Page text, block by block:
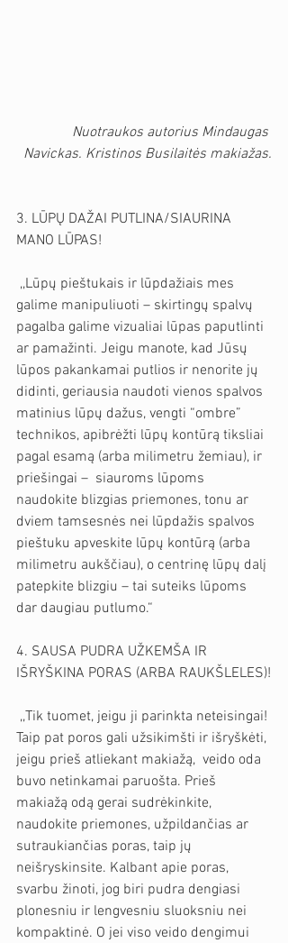
Nuotraukos autorius Mindaugas
Navickas. Kristinos Busilaitės makiažas.
3. LŪPŲ DAŽAI PUTLINA/SIAURINA
MANO LŪPAS!
galime manipuliuoti – skirtingų spalvų
pagalba galime vizualiai lūpas paputlinti
ar pamažinti. Jeigu manote, kad Jūsų
lūpos pakankamai putlios ir nenorite jų
didinti, geriausia naudoti vienos spalvos
matinius lūpų dažus, vengti “ombre”
technikos, apibrėžti lūpų kontūrą tiksliai
pagal esamą (arba milimetru žemiau), ir
priešingai –  siauroms lūpoms
naudokite blizgias priemones, tonu ar
dviem tamsesnės nei lūpdažis spalvos
pieštuku apveskite lūpų kontūrą (arba
milimetru aukščiau), o centrinę lūpų dalį
patepkite blizgiu – tai suteiks lūpoms
dar daugiau putlumo.“
4. SAUSA PUDRA UŽKEMŠA IR
IŠRYŠKINA PORAS (ARBA RAUKŠLELES)!
Taip pat poros gali užsikimšti ir išryškėti,
jeigu prieš atliekant makiažą,  veido oda
buvo netinkamai paruošta. Prieš
makiažą odą gerai sudrėkinkite,
naudokite priemones, užpildančias ar
sutraukiančias poras, taip jų
neišryskinsite. Kalbant apie poras,
svarbu žinoti, jog biri pudra dengiasi
plonesniu ir lengvesniu sluoksniu nei
kompaktinė. O jei viso veido dengimui